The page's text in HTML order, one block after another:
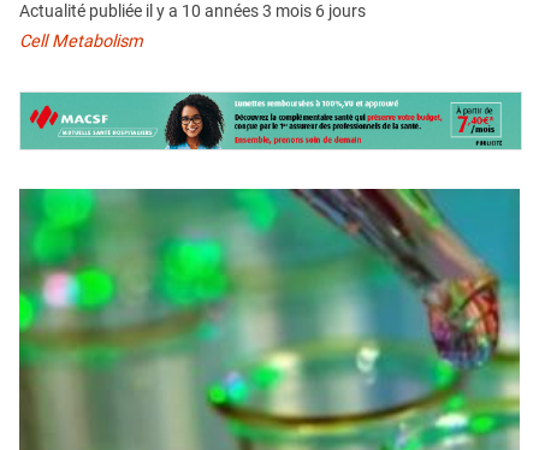
CONTACT
Actualité publiée il y a 10 années 3 mois 6 jours
Cell Metabolism